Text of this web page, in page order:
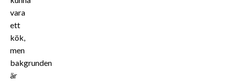
vara
ett
kök,
men
bakgrunden
är